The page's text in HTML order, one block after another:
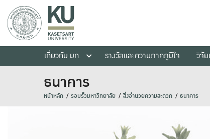
เกี่ยวกับ มก.
รางวัลและความภาคภูมิใจ วิจั
ธนาคาร
หน้าหลัก รอบรั้วมหาวิทยาลัย สิ่งอำนวยความสะดวก ธนาคาร